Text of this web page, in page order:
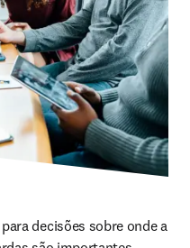
decisões sobre onde a